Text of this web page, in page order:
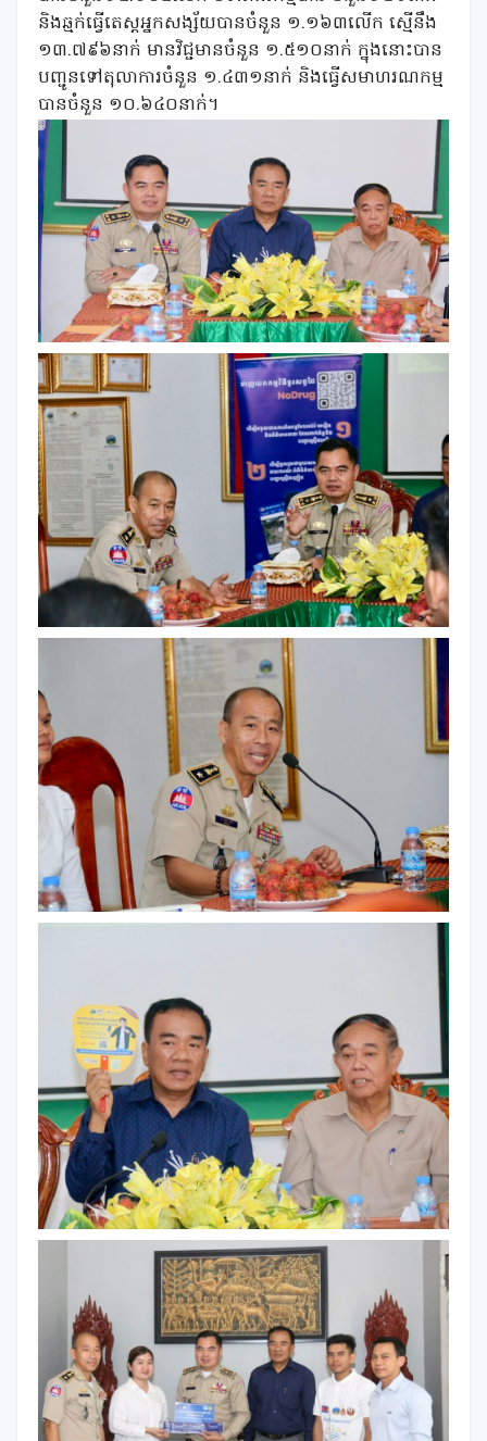
និងឆ្មក់ធ្វើតេស្តអ្នកសង្ស័យបានចំនួន ១.១៦៣លើក ស្មើនឹង
១៣.៧៩៦នាក់ មានវិជ្ជមានចំនួន ១.៥១០នាក់ ក្នុងនោះបាន
បញ្ជូនទៅតុលាការចំនួន ១.៤៣១នាក់ និងធ្វើសមាហរណកម្ម
បានចំនួន ១០.៦៤០នាក់។